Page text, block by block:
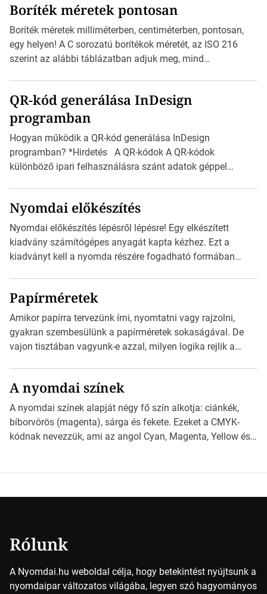
igazán foroghatnak a kreatív fogaskerekek, miközben
zajlik a saját címke készítése. Hogyan készítsünk címkét?
Válasszon méretet és alakot: Válassza ki a kívánt címke
méretét. Akár néhány […]
Boríték méretek pontosan
Boríték méretek milliméterben, centiméterben, pontosan,
egy helyen! A C sorozatú borítékok méretét, az ISO 216
szerint az alábbi táblázatban adjuk meg, mind
mutatja az A4-es papírlaphoz viszonyítva. Az amerikai és
észak-amerikai boríték méretére az ISO 216 nem
vonatkozik. Boríték méretének táblázata C0-tól […]
QR-kód generálása InDesign
programban
Hogyan működik a QR-kód generálása InDesign
programban? *Hirdetés A QR-kódok A QR-kódok
különböző ipari felhasználásra szánt adatok géppel
okostelefonjára telepíthet egy QR-kód-leolvasó
alkalmazást, ami leolvasni és dekódolni képes az URL-
információt és átirányítja a telefon böngészőjét a cég
weblapjára. A QR-kód beolvasása után a felhasználó
Nyomdai előkészítés
Nyomdai előkészítés lépésről lépésre! Egy elkészített
kiadvány számítógépes anyagát kapta kézhez. Ezt a
kiadványt kell a nyomda részére fogadható formában
Illustratorban készült vektorgrafika. *Hirdetés Minden
esetben konzultáljunk a nyomdával, mielőtt elkezdjük a
nyomdai előkészítést!Nehogy az elkészült munka után
derüljön ki, hogy valamit másképp kellett volna csinálni! […]
Papírméretek
Amikor papírra tervezünk írni, nyomtatni vagy rajzolni,
gyakran szembesülünk a papírméretek sokaságával. De
vajon tisztában vagyunk-e azzal, milyen logika rejlik a
*Hirdetés Ebben a cikkben a papírméretek izgalmas
világába kalauzolunk el téged, hogy jobban megértsd,
milyen szempontok alapján érdemes választanod a
jövőben. Bevezetés a papírméretek világába A […]
A nyomdai színek
A nyomdai színek alapját négy fő szín alkotja: ciánkék,
bíborvörös (magenta), sárga és fekete. Ezeket a CMYK-
kódnak nevezzük, ami az angol Cyan, Magenta, Yellow és
Rólunk
A Nyomdai.hu weboldal célja, hogy betekintést nyújtsunk a
nyomdaipar változatos világába, legyen szó hagyományos